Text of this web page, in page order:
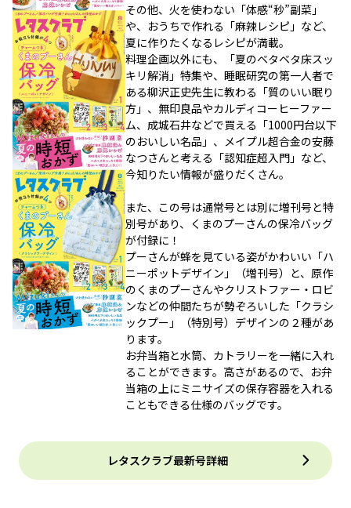
その他、火を使わない「体感“秒”副菜」
や、おうちで作れる「麻辣レシピ」など、
夏に作りたくなるレシピが満載。
料理企画以外にも、「夏のベタベタ床スッ
キリ解消」特集や、睡眠研究の第一人者で
ある柳沢正史先生に教わる「質のいい眠り
方」、無印良品やカルディコーヒーファー
ム、成城石井などで買える「1000円台以下
のおいしい名品」、メイプル超合金の安藤
なつさんと考える「認知症超入門」など、
今知りたい情報が盛りだくさん。
また、この号は通常号とは別に増刊号と特
別号があり、くまのプーさんの保冷バッグ
が付録に！
プーさんが蜂を見ている姿がかわいい「ハ
ニーポットデザイン」（増刊号）と、原作
のくまのプーさんやクリストファー・ロビ
ンなどの仲間たちが勢ぞろいした「クラシ
ックプー」（特別号）デザインの２種があ
ります。
お弁当箱と水筒、カトラリーを一緒に入れ
ることができます。高さがあるので、お弁
当箱の上にミニサイズの保存容器を入れる
こともできる仕様のバッグです。
レタスクラブ最新号詳細